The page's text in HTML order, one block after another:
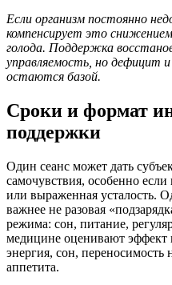
Если организм постоянно
компенсирует это
голода. Поддержка
управляемость, но дефицит
остаются базой.
Сроки и формат
поддержки
Один сеанс может дать
самочувствия, особенно
или выраженная усталость.
важнее не разовая
режима: сон, питание,
медицине оценивают
энергия, сон, переносимость
аппетита.